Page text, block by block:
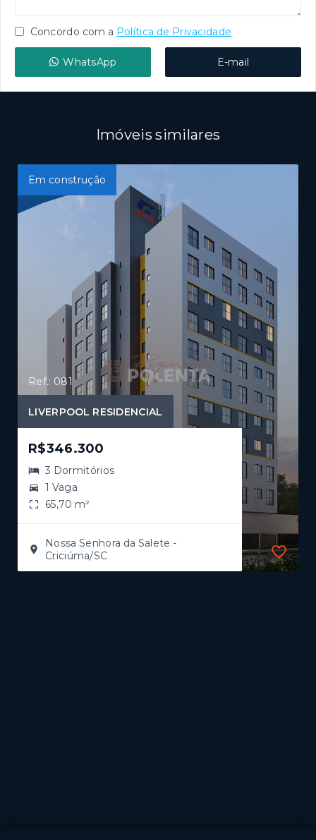
Concordo com a Política de Privacidade
WhatsApp E-mail
Imóveis similares
Em construção
Ref.: 081
LIVERPOOL RESIDENCIAL
R$346.300
3 Dormitórios
1 Vaga
65,70 m²
Nossa Senhora da Salete -
Criciúma/SC